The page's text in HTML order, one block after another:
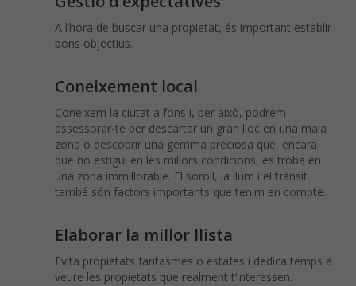
A l’hora de buscar una propietat, és important establir
bons objectius.
Coneixement local
Coneixem la ciutat a fons i, per això, podrem
assessorar-te per descartar un gran lloc en una mala
zona o descobrir una gemma preciosa que, encara
que no estigui en les millors condicions, es troba en
una zona immillorable. El soroll, la llum i el trànsit
també són factors importants que tenim en compte.
Elaborar la millor llista
Evita propietats fantasmes o estafes i dedica temps a
veure les propietats que realment t’interessen.